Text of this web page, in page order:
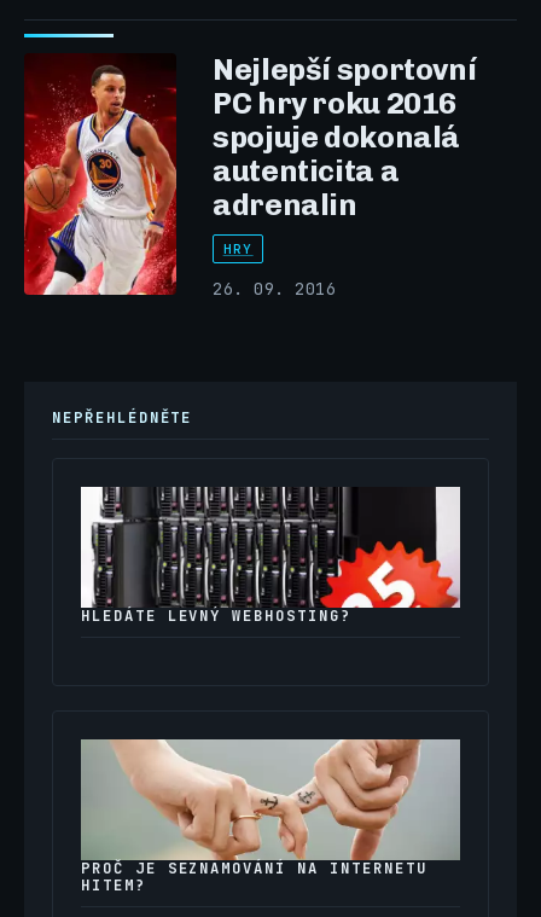
Nejlepší sportovní
PC hry roku 2016
spojuje dokonalá
autenticita a
adrenalin
HRY
26. 09. 2016
NEPŘEHLÉDNĚTE
HLEDÁTE LEVNÝ WEBHOSTING?
PROČ JE SEZNAMOVÁNÍ NA INTERNETU
HITEM?